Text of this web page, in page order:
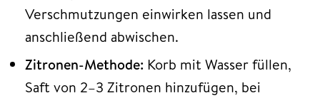
Verschmutzungen einwirken lassen und
anschließend abwischen.
Zitronen-Methode: Korb mit Wasser füllen,
Saft von 2–3 Zitronen hinzufügen, bei